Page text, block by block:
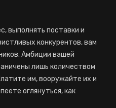
выполнять поставки и
конкурентов, вам
Амбиции вашей
лишь количеством
им, вооружайте их и
оглянуться, как